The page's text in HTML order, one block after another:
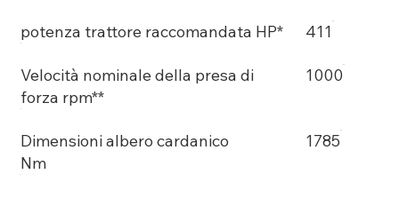
potenza trattore raccomandata HP* 411
Velocità nominale della presa di
forza rpm**
1000
Dimensioni albero cardanico
Nm
1785